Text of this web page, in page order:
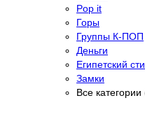
Pop it
Горы
Группы К-ПОП
Деньги
Египетский
Замки
Все категории